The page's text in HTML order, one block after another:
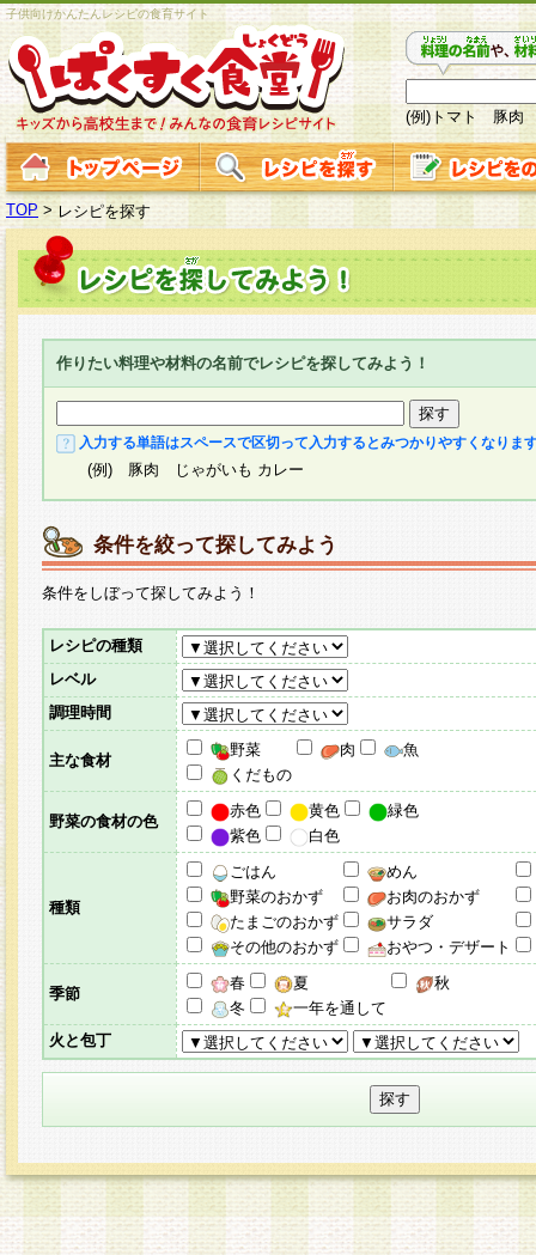
子供向けかんたんレシピの食育サイト
(例)トマト 豚肉
TOP > レシピを探す
作りたい料理や材料の名前でレシピを探してみよう！
入力する単語はスペースで区切って入力するとみつかりやすくなりま
(例) 豚肉 じゃがいも カレー
条件を絞って探してみよう
条件をしぼって探してみよう！
レシピの種類
レベル
調理時間
主な食材
野菜 肉
魚
くだもの
野菜の食材の色
赤色 黄色
緑色
紫色
白色
種類
ごはん
めん
野菜のおかず
お肉のおかず
たまごのおかず
サラダ
その他のおかず
おやつ・デザート
季節
春 夏
秋
冬
一年を通して
火と包丁